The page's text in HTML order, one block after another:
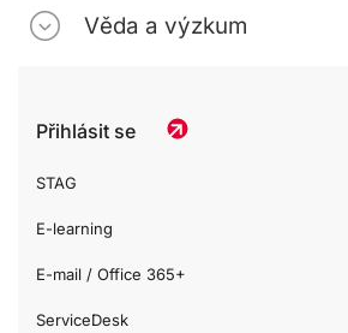
Věda a výzkum
Přihlásit se
STAG
E-learning
E-mail / Office 365+
ServiceDesk